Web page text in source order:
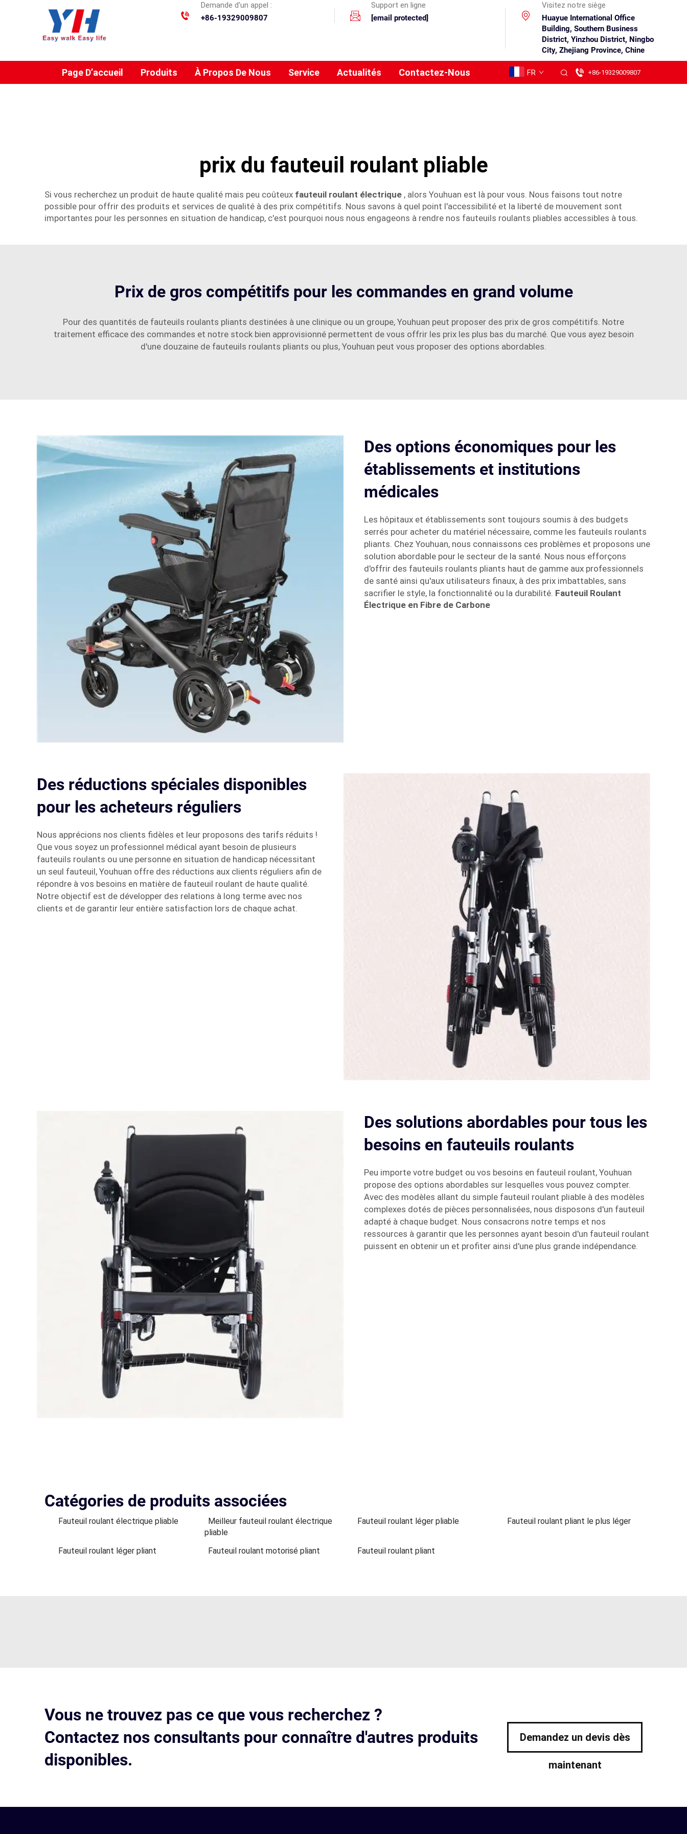
Demande d'un appel :
+86-19329009807
Support en ligne
[email protected]
Visitez notre siège
Huayue International Office
Building, Southern Business
District, Yinzhou District, Ningbo
City, Zhejiang Province, Chine
Page D’accueil Produits À Propos De Nous Service Actualités Contactez-Nous FR +86-19329009807
prix du fauteuil roulant pliable
Si vous recherchez un produit de haute qualité mais peu coûteux fauteuil roulant électrique , alors Youhuan est là pour vous. Nous faisons tout notre
possible pour offrir des produits et services de qualité à des prix compétitifs. Nous savons à quel point l'accessibilité et la liberté de mouvement sont
importantes pour les personnes en situation de handicap, c'est pourquoi nous nous engageons à rendre nos fauteuils roulants pliables accessibles à tous.
Prix de gros compétitifs pour les commandes en grand volume
Pour des quantités de fauteuils roulants pliants destinées à une clinique ou un groupe, Youhuan peut proposer des prix de gros compétitifs. Notre
traitement efficace des commandes et notre stock bien approvisionné permettent de vous offrir les prix les plus bas du marché. Que vous ayez besoin
d'une douzaine de fauteuils roulants pliants ou plus, Youhuan peut vous proposer des options abordables.
Des options économiques pour les
établissements et institutions
médicales
Les hôpitaux et établissements sont toujours soumis à des budgets
serrés pour acheter du matériel nécessaire, comme les fauteuils roulants
pliants. Chez Youhuan, nous connaissons ces problèmes et proposons une
solution abordable pour le secteur de la santé. Nous nous efforçons
d'offrir des fauteuils roulants pliants haut de gamme aux professionnels
de santé ainsi qu'aux utilisateurs finaux, à des prix imbattables, sans
sacrifier le style, la fonctionnalité ou la durabilité. Fauteuil Roulant
Électrique en Fibre de Carbone
Des réductions spéciales disponibles
pour les acheteurs réguliers
Nous apprécions nos clients fidèles et leur proposons des tarifs réduits !
Que vous soyez un professionnel médical ayant besoin de plusieurs
fauteuils roulants ou une personne en situation de handicap nécessitant
un seul fauteuil, Youhuan offre des réductions aux clients réguliers afin de
répondre à vos besoins en matière de fauteuil roulant de haute qualité.
Notre objectif est de développer des relations à long terme avec nos
clients et de garantir leur entière satisfaction lors de chaque achat.
Des solutions abordables pour tous les
besoins en fauteuils roulants
Peu importe votre budget ou vos besoins en fauteuil roulant, Youhuan
propose des options abordables sur lesquelles vous pouvez compter.
Avec des modèles allant du simple fauteuil roulant pliable à des modèles
complexes dotés de pièces personnalisées, nous disposons d'un fauteuil
adapté à chaque budget. Nous consacrons notre temps et nos
ressources à garantir que les personnes ayant besoin d'un fauteuil roulant
puissent en obtenir un et profiter ainsi d'une plus grande indépendance.
Catégories de produits associées
Fauteuil roulant électrique pliable
Meilleur fauteuil roulant électrique
pliable
Fauteuil roulant léger pliable Fauteuil roulant pliant le plus léger
Fauteuil roulant léger pliant Fauteuil roulant motorisé pliant Fauteuil roulant pliant
Vous ne trouvez pas ce que vous recherchez ?
Contactez nos consultants pour connaître d'autres produits
disponibles.
Demandez un devis dès
maintenant